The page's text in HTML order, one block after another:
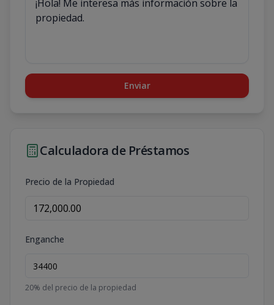
Enviar
Calculadora de Préstamos
Precio de la Propiedad
Enganche
20% del precio de la propiedad